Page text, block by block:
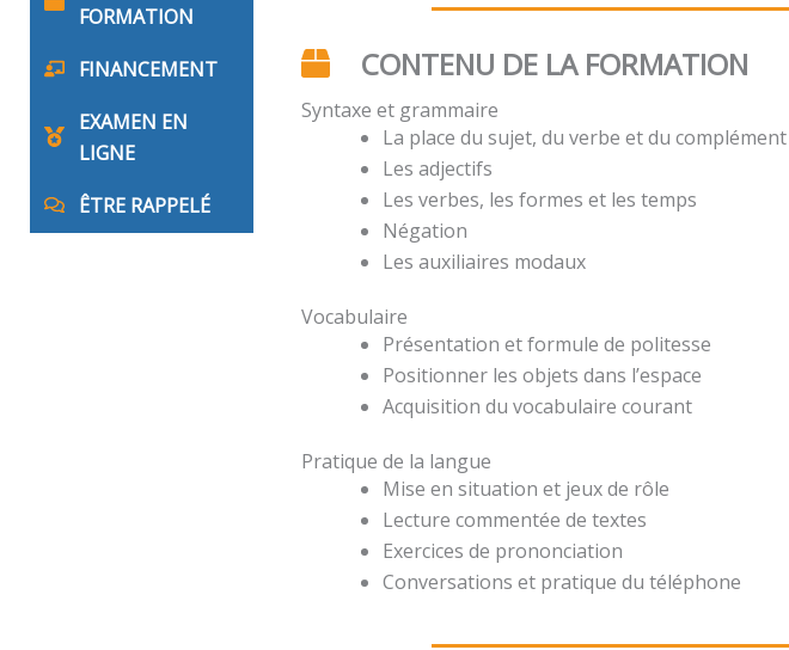
FORMATION
FINANCEMENT
EXAMEN EN
LIGNE
ÊTRE RAPPELÉ
CONTENU DE LA FORMATION
Syntaxe et grammaire
La place du sujet, du verbe et du complément
Les adjectifs
Les verbes, les formes et les temps
Négation
Les auxiliaires modaux
Vocabulaire
Présentation et formule de politesse
Positionner les objets dans l’espace
Acquisition du vocabulaire courant
Pratique de la langue
Mise en situation et jeux de rôle
Lecture commentée de textes
Exercices de prononciation
Conversations et pratique du téléphone